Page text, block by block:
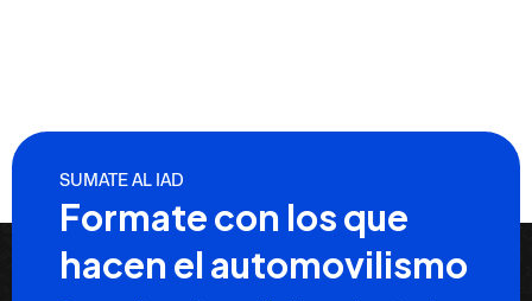
SUMATE AL IAD
Formate con los que
hacen el automovilismo